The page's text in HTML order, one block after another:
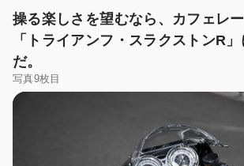
操る楽しさを望むなら、カフェレ
「トライアンフ・スラクストンR
だ。
写真9枚目